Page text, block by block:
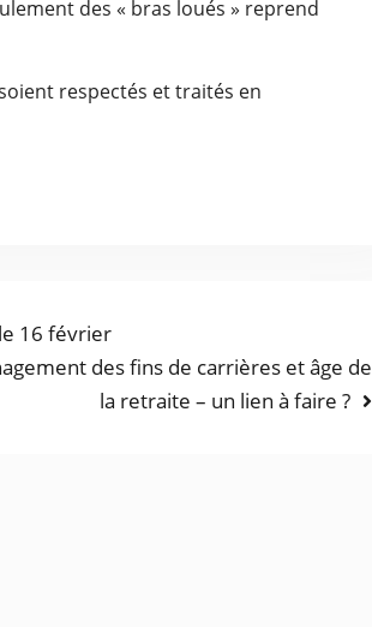
des « bras loués » reprend
respectés et traités en
16 février
des fins de carrières et âge de
la retraite – un lien à faire ?